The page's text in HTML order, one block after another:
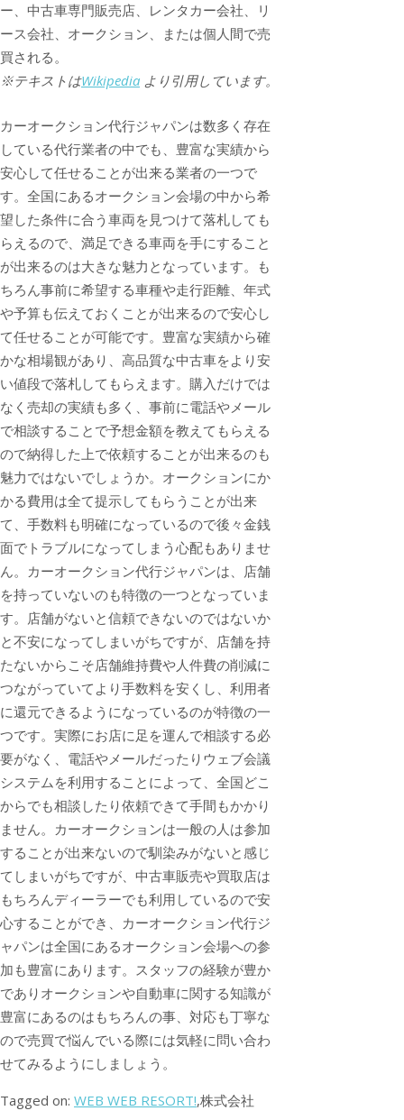
ー、中古車専門販売店、レンタカー会社、リ
ース会社、オークション、または個人間で売
買される。
※テキストはWikipedia より引用しています。
カーオークション代行ジャパンは数多く存在
している代行業者の中でも、豊富な実績から
安心して任せることが出来る業者の一つで
す。全国にあるオークション会場の中から希
望した条件に合う車両を見つけて落札しても
らえるので、満足できる車両を手にすること
が出来るのは大きな魅力となっています。も
ちろん事前に希望する車種や走行距離、年式
や予算も伝えておくことが出来るので安心し
て任せることが可能です。豊富な実績から確
かな相場観があり、高品質な中古車をより安
い値段で落札してもらえます。購入だけでは
なく売却の実績も多く、事前に電話やメール
で相談することで予想金額を教えてもらえる
ので納得した上で依頼することが出来るのも
魅力ではないでしょうか。オークションにか
かる費用は全て提示してもらうことが出来
て、手数料も明確になっているので後々金銭
面でトラブルになってしまう心配もありませ
ん。カーオークション代行ジャパンは、店舗
を持っていないのも特徴の一つとなっていま
す。店舗がないと信頼できないのではないか
と不安になってしまいがちですが、店舗を持
たないからこそ店舗維持費や人件費の削減に
つながっていてより手数料を安くし、利用者
に還元できるようになっているのが特徴の一
つです。実際にお店に足を運んで相談する必
要がなく、電話やメールだったりウェブ会議
システムを利用することによって、全国どこ
からでも相談したり依頼できて手間もかかり
ません。カーオークションは一般の人は参加
することが出来ないので馴染みがないと感じ
てしまいがちですが、中古車販売や買取店は
もちろんディーラーでも利用しているので安
心することができ、カーオークション代行ジ
ャパンは全国にあるオークション会場への参
加も豊富にあります。スタッフの経験が豊か
でありオークションや自動車に関する知識が
豊富にあるのはもちろんの事、対応も丁寧な
ので売買で悩んでいる際には気軽に問い合わ
せてみるようにしましょう。
Tagged on: WEB WEB RESORT!,株式会社